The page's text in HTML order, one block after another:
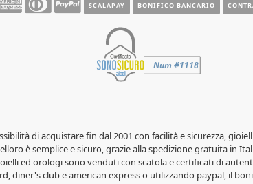
SCALAPAY BONIFICO BANCARIO
di acquistare fin dal 2001 con facilità e sicurezza,
è semplice e sicuro, grazie alla spedizione gratuita in
ed orologi sono venduti con scatola e certificati di
diner's club e american express o utilizzando paypal, il